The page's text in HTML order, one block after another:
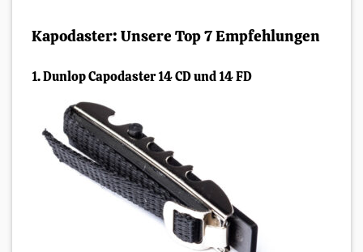
Kapodaster: Unsere Top 7 Empfehlungen
1. Dunlop Capodaster 14 CD und 14 FD